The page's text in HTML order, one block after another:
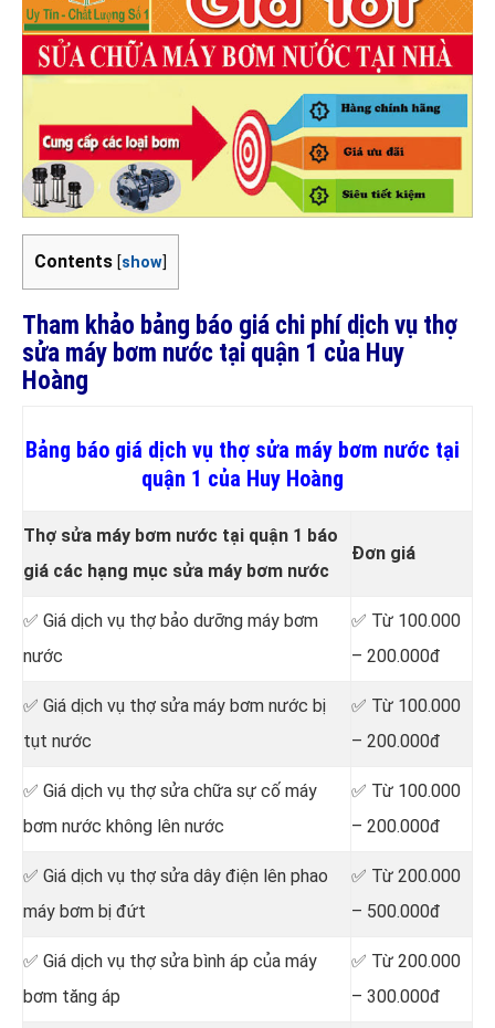
Contents show
Tham khảo bảng báo giá chi phí dịch vụ thợ
sửa máy bơm nước tại quận 1 của Huy
Hoàng
Bảng báo giá dịch vụ thợ sửa máy bơm nước tại
quận 1 của Huy Hoàng
Thợ sửa máy bơm nước tại quận 1 báo
giá các hạng mục sửa máy bơm nước
Đơn giá
✅ Giá dịch vụ thợ bảo dưỡng máy bơm
nước
✅ Từ 100.000
– 200.000đ
✅ Giá dịch vụ thợ sửa máy bơm nước bị
tụt nước
✅ Từ 100.000
– 200.000đ
✅ Giá dịch vụ thợ sửa chữa sự cố máy
bơm nước không lên nước
✅ Từ 100.000
– 200.000đ
✅ Giá dịch vụ thợ sửa dây điện lên phao
máy bơm bị đứt
✅ Từ 200.000
– 500.000đ
✅ Giá dịch vụ thợ sửa bình áp của máy
bơm tăng áp
✅ Từ 200.000
– 300.000đ